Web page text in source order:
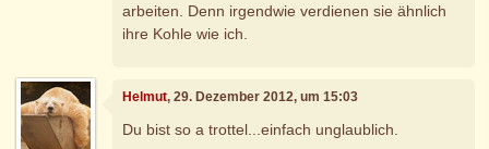
arbeiten. Denn irgendwie verdienen sie ähnlich
ihre Kohle wie ich.
Helmut, 29. Dezember 2012, um 15:03
Du bist so a trottel...einfach unglaublich.